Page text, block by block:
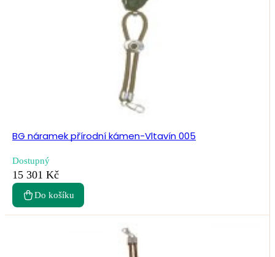
BG náramek přírodní kámen-Vltavín 005
Dostupný
15 301 Kč
Do košíku